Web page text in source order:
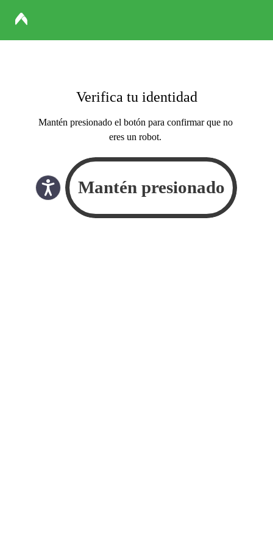
Verifica tu identidad
Mantén presionado el botón para confirmar que no
eres un robot.